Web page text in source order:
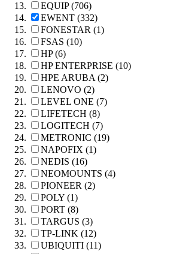
EQUIP (706)
EWENT (332)
FONESTAR (1)
FSAS (10)
HP (6)
HP ENTERPRISE (10)
HPE ARUBA (2)
LENOVO (2)
LEVEL ONE (7)
LIFETECH (8)
LOGITECH (7)
METRONIC (19)
NAPOFIX (1)
NEDIS (16)
NEOMOUNTS (4)
PIONEER (2)
POLY (1)
PORT (8)
TARGUS (3)
TP-LINK (12)
UBIQUITI (11)